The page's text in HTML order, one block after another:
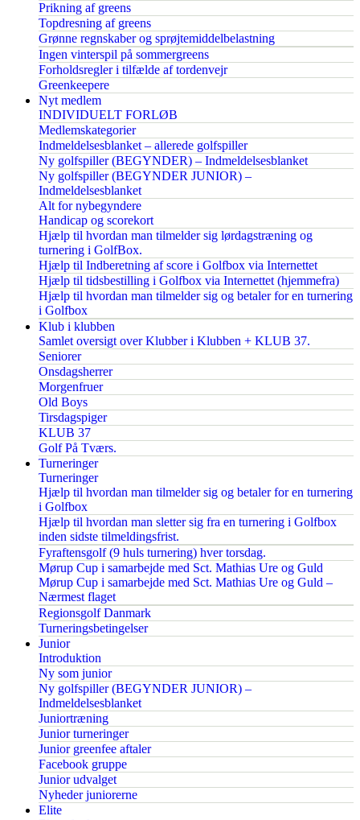
Prikning af greens
Topdresning af greens
Grønne regnskaber og sprøjtemiddelbelastning
Ingen vinterspil på sommergreens
Forholdsregler i tilfælde af tordenvejr
Greenkeepere
Nyt medlem
INDIVIDUELT FORLØB
Medlemskategorier
Indmeldelsesblanket – allerede golfspiller
Ny golfspiller (BEGYNDER) – Indmeldelsesblanket
Ny golfspiller (BEGYNDER JUNIOR) –
Indmeldelsesblanket
Alt for nybegyndere
Handicap og scorekort
Hjælp til hvordan man tilmelder sig lørdagstræning og
turnering i GolfBox.
Hjælp til Indberetning af score i Golfbox via Internettet
Hjælp til tidsbestilling i Golfbox via Internettet (hjemmefra)
Hjælp til hvordan man tilmelder sig og betaler for en turnering
i Golfbox
Klub i klubben
Samlet oversigt over Klubber i Klubben + KLUB 37.
Seniorer
Onsdagsherrer
Morgenfruer
Old Boys
Tirsdagspiger
KLUB 37
Golf På Tværs.
Turneringer
Turneringer
Hjælp til hvordan man tilmelder sig og betaler for en turnering
i Golfbox
Hjælp til hvordan man sletter sig fra en turnering i Golfbox
inden sidste tilmeldingsfrist.
Fyraftensgolf (9 huls turnering) hver torsdag.
Mørup Cup i samarbejde med Sct. Mathias Ure og Guld
Mørup Cup i samarbejde med Sct. Mathias Ure og Guld –
Nærmest flaget
Regionsgolf Danmark
Turneringsbetingelser
Junior
Introduktion
Ny som junior
Ny golfspiller (BEGYNDER JUNIOR) –
Indmeldelsesblanket
Juniortræning
Junior turneringer
Junior greenfee aftaler
Facebook gruppe
Junior udvalget
Nyheder juniorerne
Elite